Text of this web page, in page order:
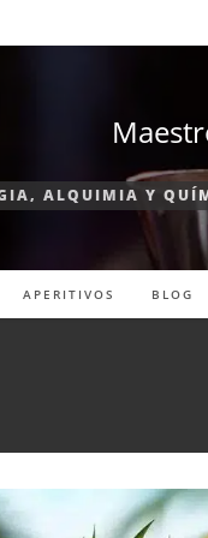
ALQUIMIA Y
APERITIVOS BLOG